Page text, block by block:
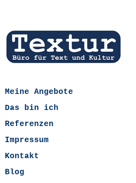
Meine Angebote
Das bin ich
Referenzen
Impressum
Kontakt
Blog